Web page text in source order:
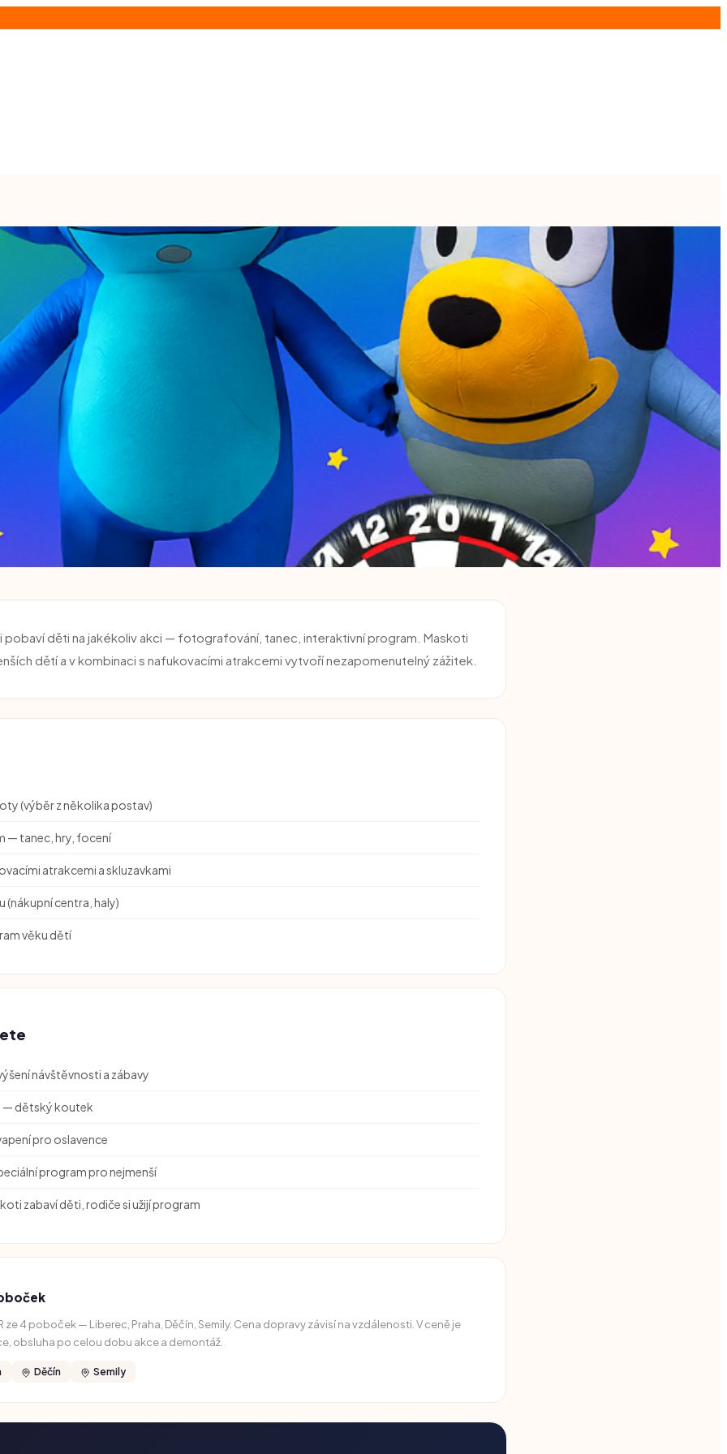
s maskoty
akci
dotaz
pobaví děti na jakékoliv akci — fotografování, tanec, interaktivní program. Maskoti
dětí a v kombinaci s nafukovacími atrakcemi vytvoří nezapomenutelný zážitek.
(výběr z několika postav)
— tanec, hry, focení
atrakcemi a skluzavkami
(nákupní centra, haly)
věku dětí
návštěvnosti a zábavy
— dětský koutek
pro oslavence
program pro nejmenší
zabaví děti, rodiče si užijí program
ze 4 poboček — Liberec, Praha, Děčín, Semily. Cena dopravy závisí na vzdálenosti. V ceně je
obsluha po celou dobu akce a demontáž.
Děčín Semily